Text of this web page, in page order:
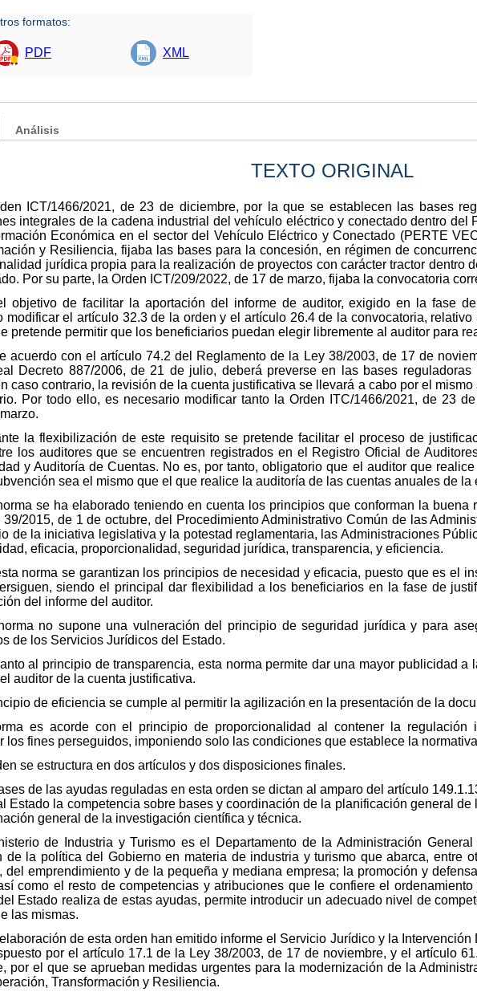
formatos:
PDF XML
TEXTO ORIGINAL
ICT/1466/2021, de 23 de diciembre, por la que se establecen las bases
integrales de la cadena industrial del vehículo eléctrico y conectado dentro del
Económica en el sector del Vehículo Eléctrico y Conectado (PERTE
y Resiliencia, fijaba las bases para la concesión, en régimen de
jurídica propia para la realización de proyectos con carácter tractor dentro
Por su parte, la Orden ICT/209/2022, de 17 de marzo, fijaba la convocatoria
objetivo de facilitar la aportación del informe de auditor, exigido en la fase
modificar el artículo 32.3 de la orden y el artículo 26.4 de la convocatoria,
pretende permitir que los beneficiarios puedan elegir libremente al auditor para
acuerdo con el artículo 74.2 del Reglamento de la Ley 38/2003, de 17 de
Decreto 887/2006, de 21 de julio, deberá preverse en las bases
caso contrario, la revisión de la cuenta justificativa se llevará a cabo por el
Por todo ello, es necesario modificar tanto la Orden ITC/1466/2021, de 23
la flexibilización de este requisito se pretende facilitar el proceso de
los auditores que se encuentren registrados en el Registro Oficial de
y Auditoría de Cuentas. No es, por tanto, obligatorio que el auditor que
sea el mismo que el que realice la auditoría de las cuentas anuales de la
se ha elaborado teniendo en cuenta los principios que conforman la
2015, de 1 de octubre, del Procedimiento Administrativo Común de las
de la iniciativa legislativa y la potestad reglamentaria, las Administraciones
eficacia, proporcionalidad, seguridad jurídica, transparencia, y eficiencia.
norma se garantizan los principios de necesidad y eficacia, puesto que es el
siendo el principal dar flexibilidad a los beneficiarios en la fase de
del informe del auditor.
no supone una vulneración del principio de seguridad jurídica y para
de los Servicios Jurídicos del Estado.
al principio de transparencia, esta norma permite dar una mayor publicidad a
auditor de la cuenta justificativa.
de eficiencia se cumple al permitir la agilización en la presentación de la
es acorde con el principio de proporcionalidad al contener la regulación
los fines perseguidos, imponiendo solo las condiciones que establece la
se estructura en dos artículos y dos disposiciones finales.
de las ayudas reguladas en esta orden se dictan al amparo del artículo
Estado la competencia sobre bases y coordinación de la planificación general
general de la investigación científica y técnica.
de Industria y Turismo es el Departamento de la Administración
de la política del Gobierno en materia de industria y turismo que abarca, entre
del emprendimiento y de la pequeña y mediana empresa; la promoción y
como el resto de competencias y atribuciones que le confiere el
Estado realiza de estas ayudas, permite introducir un adecuado nivel de
las mismas.
de esta orden han emitido informe el Servicio Jurídico y la
por el artículo 17.1 de la Ley 38/2003, de 17 de noviembre, y el artículo
por el que se aprueban medidas urgentes para la modernización de la
Transformación y Resiliencia.
Análisis